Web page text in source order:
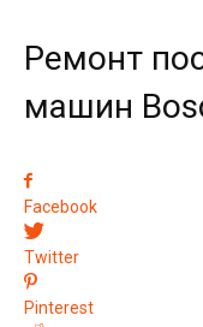
Ремонт
машин
Facebook
Twitter
Pinterest